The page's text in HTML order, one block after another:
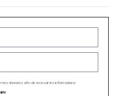
données afin de recevoir les informations